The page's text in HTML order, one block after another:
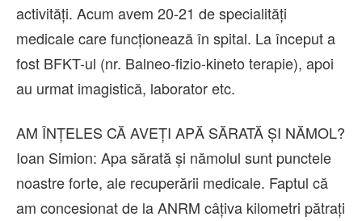
activități. Acum avem 20-21 de specialități
medicale care funcționează în spital. La început a
fost BFKT-ul (nr. Balneo-fizio-kineto terapie), apoi
au urmat imagistică, laborator etc.
AM ÎNȚELES CĂ AVEȚI APĂ SĂRATĂ ȘI NĂMOL?
Ioan Simion: Apa sărată și nămolul sunt punctele
noastre forte, ale recuperării medicale. Faptul că
am concesionat de la ANRM câțiva kilometri pătrați